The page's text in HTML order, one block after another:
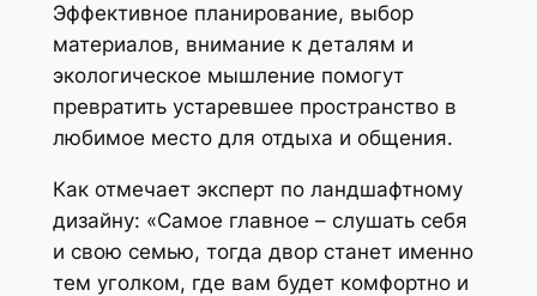
Эффективное планирование, выбор
материалов, внимание к деталям и
экологическое мышление помогут
превратить устаревшее пространство в
любимое место для отдыха и общения.
Как отмечает эксперт по ландшафтному
дизайну: «Самое главное – слушать себя
и свою семью, тогда двор станет именно
тем уголком, где вам будет комфортно и